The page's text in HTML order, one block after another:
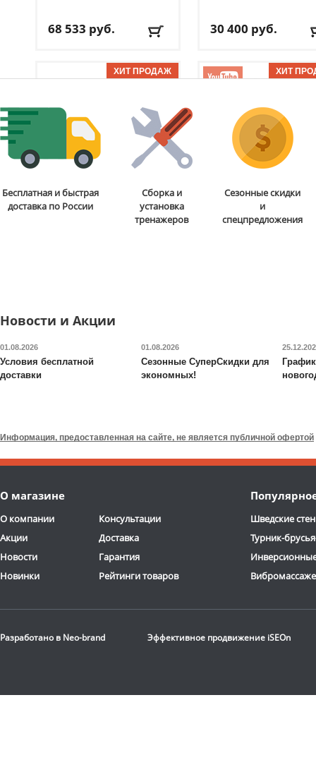
68 533 руб.
БЕСПЛАТНО,
2-3 дня
30 400 руб.
Доставка:
2-3 дня
Рюкзак Thule
Paramount
Commuter Backpack, 20L,
Туристический рюкзак
Topio 30L
2-3 дня
Доставка:
Бесплатная и быстрая
доставка по России
Сборка и
установка
тренажеров
Сезонные скидки
и
спецпредложения
Новости и Акции
01.08.2026
Условия бесплатной
доставки
01.08.2026
Сезонные СуперСкидки для
экономных!
Информация, предоставленная на сайте, не является публичной офертой
О магазине
О компании
Акции
Новости
Новинки
Консультации
Доставка
Гарантия
Рейтинги товаров
Шведские
Турник-
Разработано в Neo-brand Эффективное продвижение iSEOn